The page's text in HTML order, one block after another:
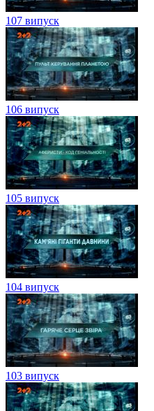
107 випуск
106 випуск
105 випуск
104 випуск
103 випуск